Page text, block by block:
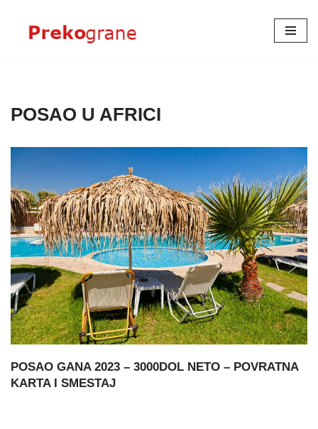
Skoči
POSAO U AFRICI
POSAO GANA 2023 – 3000DOL NETO – POVRATNA
KARTA I SMESTAJ